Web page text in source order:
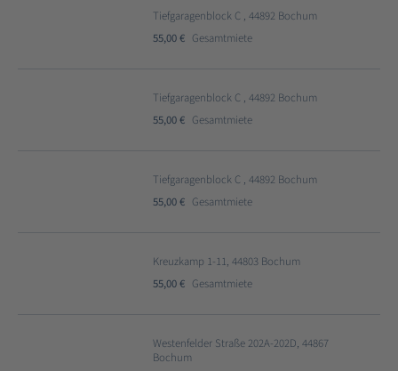
Tiefgaragenblock C , 44892 Bochum
55,00 € Gesamtmiete
Tiefgaragenblock C , 44892 Bochum
55,00 € Gesamtmiete
Tiefgaragenblock C , 44892 Bochum
55,00 € Gesamtmiete
Kreuzkamp 1-11, 44803 Bochum
55,00 € Gesamtmiete
Westenfelder Straße 202A-202D, 44867
Bochum